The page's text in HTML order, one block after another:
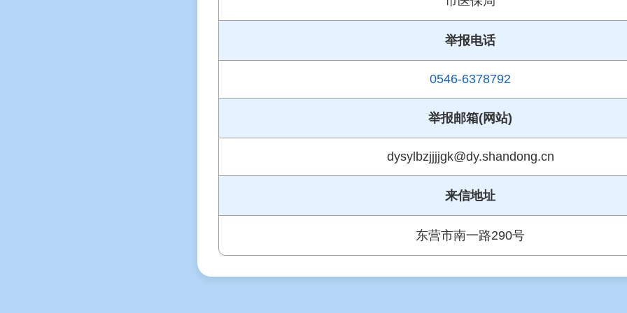
举报电话
0546-6378792
举报邮箱(网站)
dysylbzjjjjgk@dy.shandong.cn
来信地址
东营市南一路290号